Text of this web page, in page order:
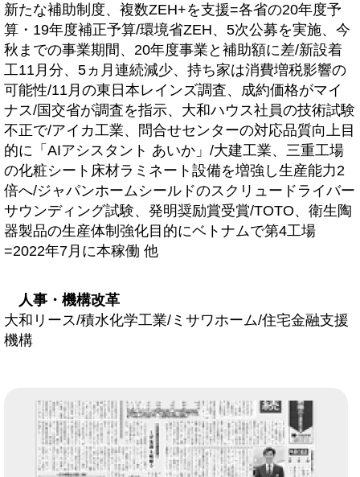
新たな補助制度、複数ZEH+を支援=各省の20年度予
算・19年度補正予算/環境省ZEH、5次公募を実施、今
秋までの事業期間、20年度事業と補助額に差/新設着
工11月分、5ヵ月連続減少、持ち家は消費増税影響の
可能性/11月の東日本レインズ調査、成約価格がマイ
ナス/国交省が調査を指示、大和ハウス社員の技術試験
不正で/アイカ工業、問合せセンターの対応品質向上目
的に「AIアシスタント あいか」/大建工業、三重工場
の化粧シート床材ラミネート設備を増強し生産能力2
倍へ/ジャパンホームシールドのスクリュードライバー
サウンディング試験、発明奨励賞受賞/TOTO、衛生陶
器製品の生産体制強化目的にベトナムで第4工場
=2022年7月に本稼働 他
人事・機構改革
大和リース/積水化学工業/ミサワホーム/住宅金融支援
機構